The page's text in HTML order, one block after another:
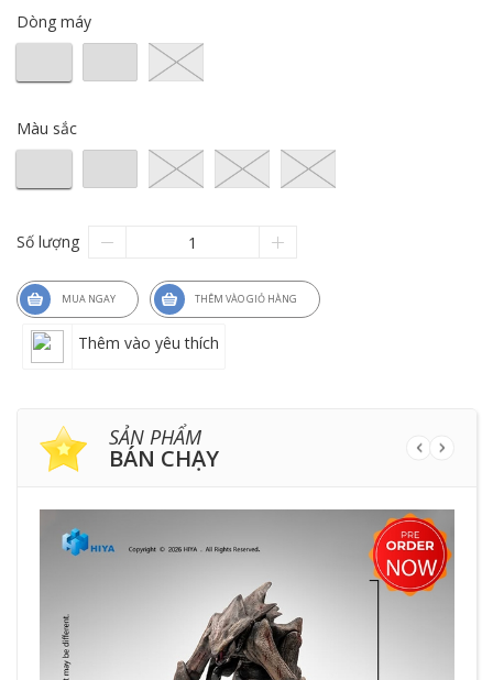
Dòng máy
Màu sắc
Số lượng
MUA NGAY THÊM VÀO GIỎ HÀNG
Thêm vào yêu thích
SẢN PHẨM
BÁN CHẠY